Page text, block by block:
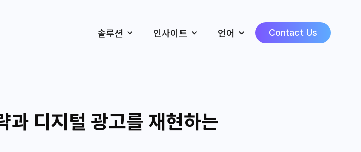
솔루션 인사이트 언어 Contact Us
과 디지털 광고를 재현하는